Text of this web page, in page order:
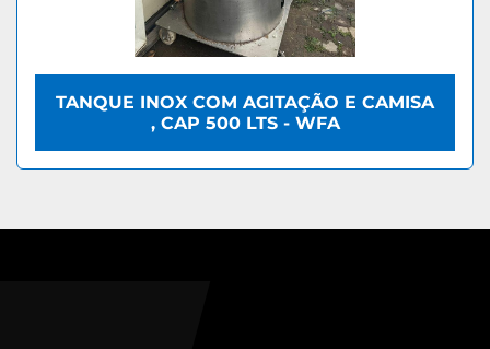
TANQUE INOX COM AGITAÇÃO E CAMISA
, CAP 500 LTS - WFA